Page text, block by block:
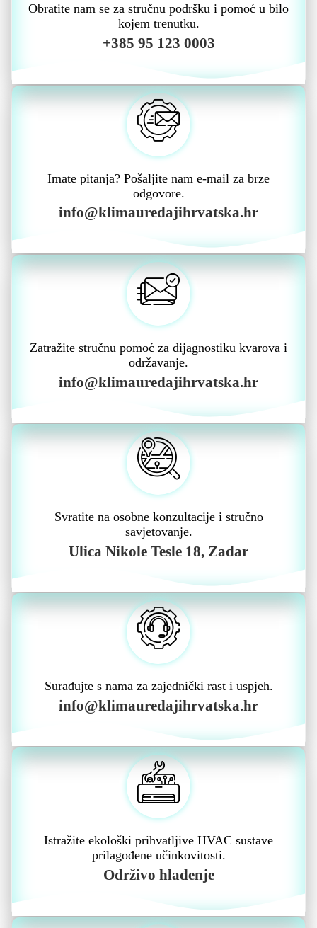
Obratite nam se za stručnu podršku i pomoć u bilo
kojem trenutku.
+385 95 123 0003
Imate pitanja? Pošaljite nam e-mail za brze
odgovore.
info@klimauredajihrvatska.hr
Zatražite stručnu pomoć za dijagnostiku kvarova i
održavanje.
info@klimauredajihrvatska.hr
Svratite na osobne konzultacije i stručno
savjetovanje.
Ulica Nikole Tesle 18, Zadar
Surađujte s nama za zajednički rast i uspjeh.
info@klimauredajihrvatska.hr
Istražite ekološki prihvatljive HVAC sustave
prilagođene učinkovitosti.
Održivo hlađenje